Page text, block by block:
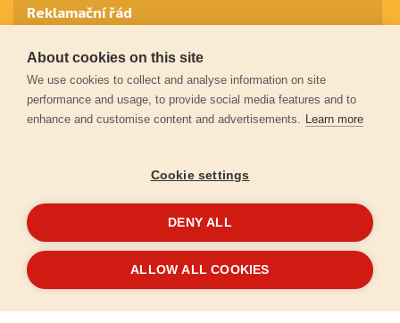
© 2026Extol.cz- Všechna práva vyhrazena
Reklamační řád
Záruční podmínky
Ochrana osobních údajů
VytvořiloFEO
About cookies on this site
We use cookies to collect and analyse information on site
performance and usage, to provide social media features and to
enhance and customise content and advertisements. Learn more
Cookie settings
DENY ALL
ALLOW ALL COOKIES